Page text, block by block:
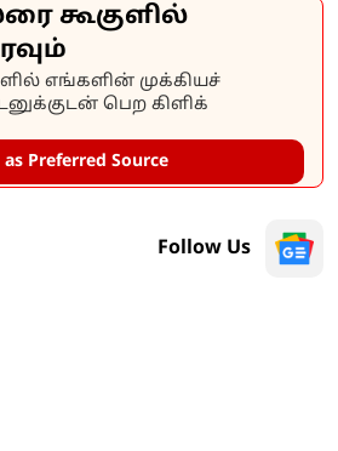
கூகுளில்
எங்களின் முக்கியச்
பெற கிளிக்
Preferred Source
Follow Us